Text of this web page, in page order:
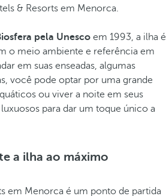
& Resorts em Menorca.
pela Unesco em 1993, a ilha é
o meio ambiente e referência em
em suas enseadas, algumas
você pode optar por uma grande
ou viver a noite em seus
para dar um toque único a
a ilha ao máximo
em Menorca é um ponto de partida